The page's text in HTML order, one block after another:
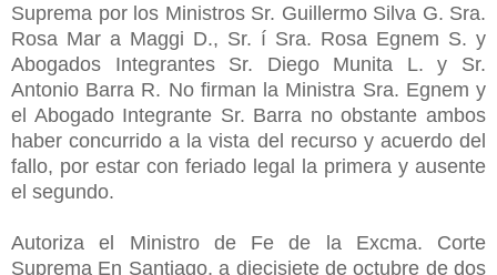
Suprema por los Ministros Sr. Guillermo Silva G. Sra.
Rosa Mar a Maggi D., Sr. í Sra. Rosa Egnem S. y
Abogados Integrantes Sr. Diego Munita L. y Sr.
Antonio Barra R. No firman la Ministra Sra. Egnem y
el Abogado Integrante Sr. Barra no obstante ambos
haber concurrido a la vista del recurso y acuerdo del
fallo, por estar con feriado legal la primera y ausente
el segundo.
Autoriza el Ministro de Fe de la Excma. Corte
Suprema En Santiago, a diecisiete de octubre de dos